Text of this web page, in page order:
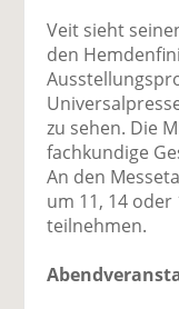
Veit sieht
den
zu sehen. Die
fachkundige
An den
um 11, 14
teilnehmen.